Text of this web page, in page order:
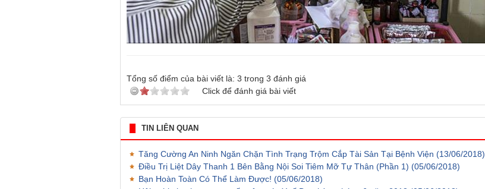
Tổng số điểm của bài viết là: 3 trong 3 đánh giá
Click để đánh giá bài viết
TIN LIÊN QUAN
Tăng Cường An Ninh Ngăn Chặn Tình Trạng Trộm Cắp Tài Sản Tại Bệnh Viện (13/06/2018)
Điều Trị Liệt Dây Thanh 1 Bên Bằng Nội Soi Tiêm Mỡ Tự Thân (Phần 1) (05/06/2018)
Bạn Hoàn Toàn Có Thể Làm Được! (05/06/2018)